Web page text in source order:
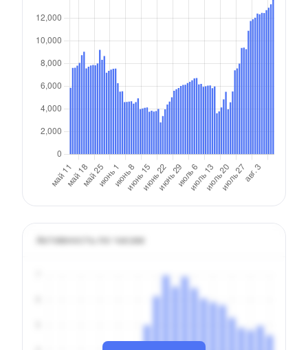
Активность по часам